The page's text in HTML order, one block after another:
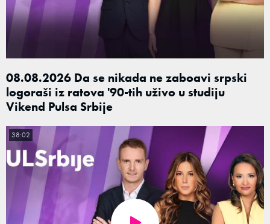
08.08.2026 Da se nikada ne zaboavi srpski
logoraši iz ratova '90-tih uživo u studiju
Vikend Pulsa Srbije
38:02